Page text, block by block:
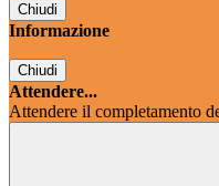
Chiudi
Informazione
Chiudi
Attendere...
Attendere il completamento